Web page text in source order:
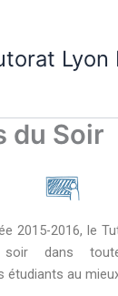
Lyon
du Soir
2016, le
dans
étudiants au